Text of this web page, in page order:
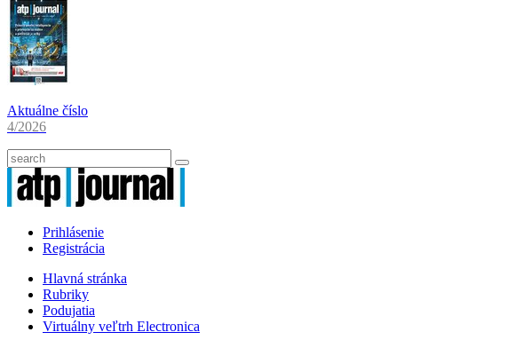
Aktuálne číslo
4/2026
Prihlásenie
Registrácia
Hlavná stránka
Rubriky
Podujatia
Virtuálny veľtrh Electronica